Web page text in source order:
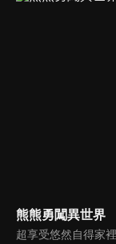
熊熊勇闖異世界